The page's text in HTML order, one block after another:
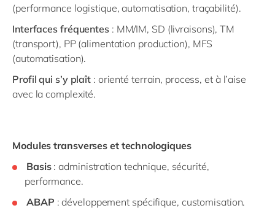
(performance logistique, automatisation, traçabilité).
Interfaces fréquentes: MM/IM, SD (livraisons), TM
(transport), PP (alimentation production), MFS
(automatisation).
Profil qui s’y plaît : orienté terrain, process, et à l’aise
avec la complexité.
Modules transverses et technologiques
Basis: administration technique, sécurité,
performance.
ABAP : développement spécifique, customisation.